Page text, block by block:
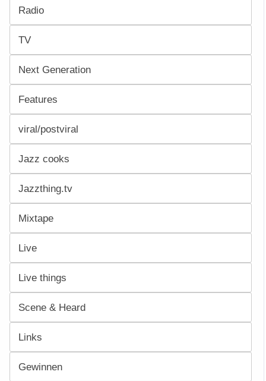
Radio
TV
Next Generation
Features
viral/postviral
Jazz cooks
Jazzthing.tv
Mixtape
Live
Live things
Scene & Heard
Links
Gewinnen